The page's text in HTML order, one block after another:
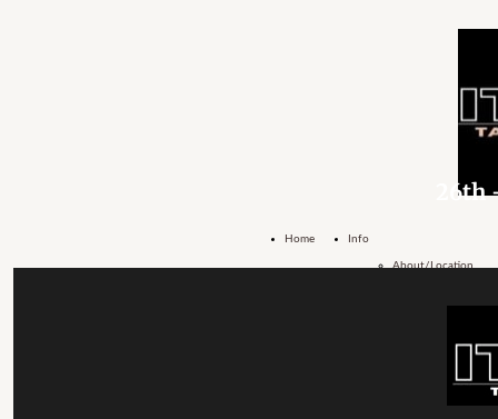
Home Info
About/Location